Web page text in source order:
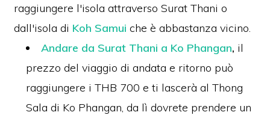
raggiungere l'isola attraverso Surat Thani o
dall'isola di Koh Samui che è abbastanza vicino.
Andare da Surat Thani a Ko Phangan, il
prezzo del viaggio di andata e ritorno può
raggiungere i THB 700 e ti lascerà al Thong
Sala di Ko Phangan, da lì dovrete prendere un